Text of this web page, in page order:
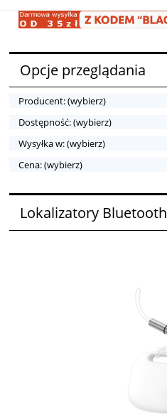
Opcje przeglądania
Producent: (wybierz)
Dostępność: (wybierz)
Wysyłka w: (wybierz)
Cena: (wybierz)
Lokalizatory Bluetooth